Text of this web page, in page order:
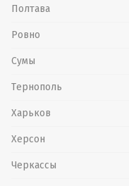
Полтава
Ровно
Сумы
Тернополь
Харьков
Херсон
Черкассы